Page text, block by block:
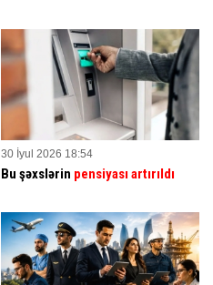
30 İyul 2026 18:54
Bu şəxslərin pensiyası artırıldı